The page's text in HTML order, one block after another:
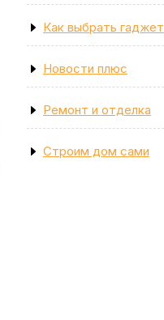
Как выбрать гаджет
Новости плюс
Ремонт и отделка
Строим дом сами